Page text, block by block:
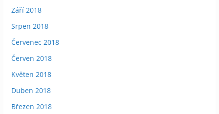
Září 2018
Srpen 2018
Červenec 2018
Červen 2018
Květen 2018
Duben 2018
Březen 2018